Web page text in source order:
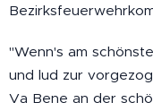
"Wenn's am
und lud zur
Va Bene an der